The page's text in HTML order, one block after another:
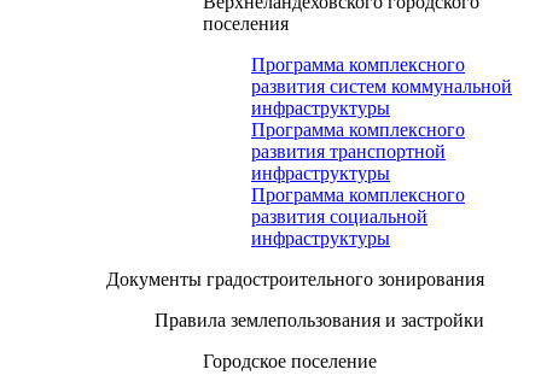
поселения
Программа комплексного
развития систем коммунальной
инфраструктуры
Программа комплексного
развития транспортной
инфраструктуры
Программа комплексного
развития социальной
инфраструктуры
Документы градостроительного зонирования
Правила землепользования и застройки
Городское поселение